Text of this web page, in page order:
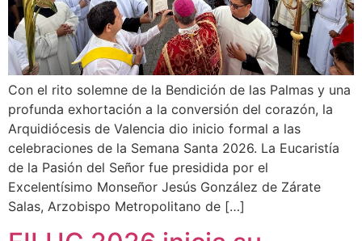
Con el rito solemne de la Bendición de las Palmas y una
profunda exhortación a la conversión del corazón, la
Arquidiócesis de Valencia dio inicio formal a las
celebraciones de la Semana Santa 2026. La Eucaristía
de la Pasión del Señor fue presidida por el
Excelentísimo Monseñor Jesús González de Zárate
Salas, Arzobispo Metropolitano de […]